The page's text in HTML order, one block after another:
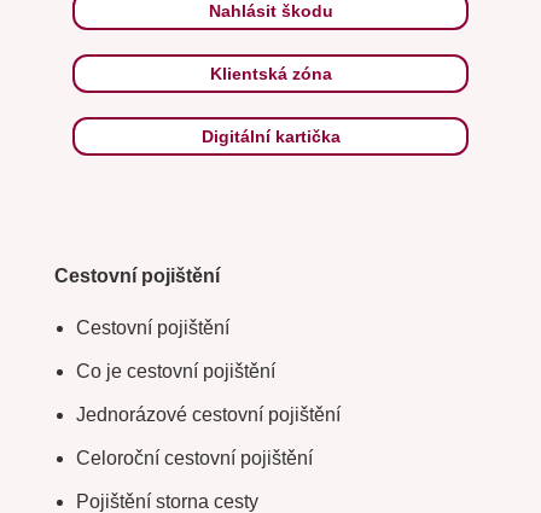
Nahlásit škodu
Klientská zóna
Digitální kartička
Cestovní pojištění
Cestovní pojištění
Co je cestovní pojištění
Jednorázové cestovní pojištění
Celoroční cestovní pojištění
Pojištění storna cesty